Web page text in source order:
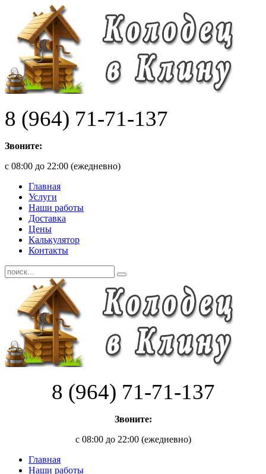
8 (964) 71-71-137
Звоните:
с 08:00 до 22:00 (ежедневно)
Главная
Услуги
Наши работы
Доставка
Цены
Калькулятор
Контакты
8 (964) 71-71-137
Звоните:
с 08:00 до 22:00 (ежедневно)
Главная
Наши работы